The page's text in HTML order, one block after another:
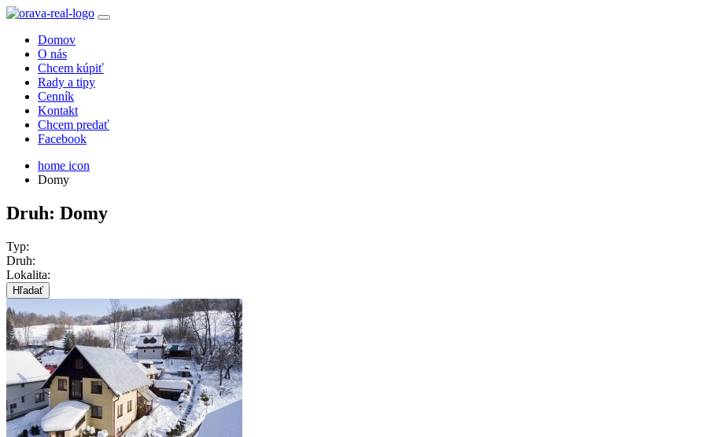
Domov
O nás
Chcem kúpiť
Rady a tipy
Cenník
Kontakt
Chcem predať
Facebook
home icon
Domy
Druh: Domy
Typ:
Druh:
Lokalita:
Hľadať